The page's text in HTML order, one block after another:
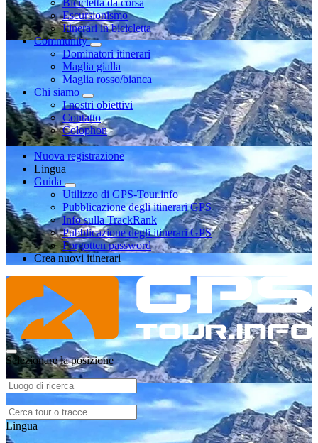
Escursionismo
Itinerari in bicicletta
Community
Dominatori itinerari
Maglia gialla
Maglia rosso/bianca
Chi siamo
I nostri obiettivi
Contatto
Colophon
Nuova registrazione
Lingua
Guida
Utilizzo di GPS-Tour.info
Pubblicazione degli itinerari GPS
Info sulla TrackRank
Pubblicazione degli itinerari GPS
Forgotten password
Crea nuovi itinerari
Selezionare la posizione
Lingua